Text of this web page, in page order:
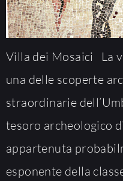
Villa dei Mosaici La
una delle scoperte
straordinarie
tesoro archeologico
appartenuta
esponente della